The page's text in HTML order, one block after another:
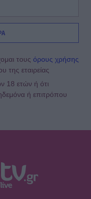
τους όρους χρήσης
της εταιρείας
18 ετών ή ότι
ή επιτρόπου